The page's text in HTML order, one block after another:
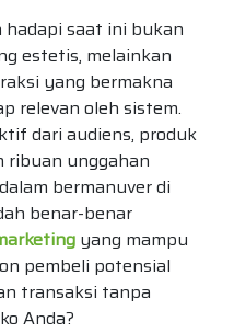
saat ini bukan
estetis, melainkan
yang bermakna
relevan oleh sistem.
dari audiens, produk
ribuan unggahan
bermanuver di
benar-benar
yang mampu
pembeli potensial
transaksi tanpa
Anda?